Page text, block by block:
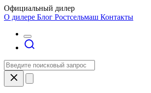
Официальный дилер
О дилере Блог Ростсельмаш Контакты